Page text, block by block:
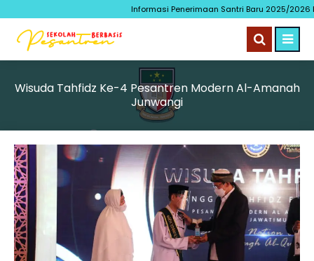
Informasi Penerimaan Santri Baru 2025/2026
Wisuda Tahfidz Ke-4 Pesantren Modern Al-Amanah
Junwangi